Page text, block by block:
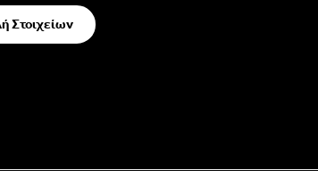
Στοιχείων